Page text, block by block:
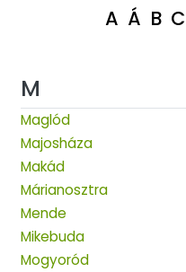
A Á B C
M
Maglód
Majosháza
Makád
Márianosztra
Mende
Mikebuda
Mogyoród